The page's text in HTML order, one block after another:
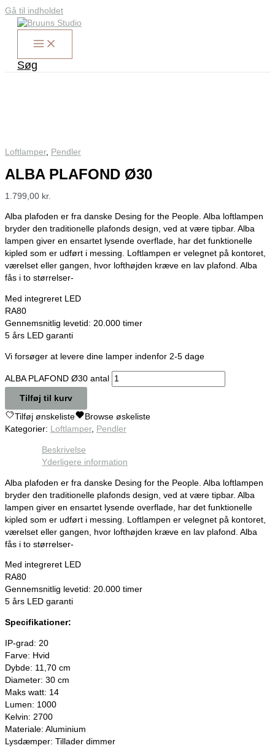
Gå til indholdet
Søg
Loftlamper, Pendler
ALBA PLAFOND Ø30
1.799,00 kr.
Alba plafoden er fra danske Desing for the People. Alba loftlampen
bryder den traditionelle plafonds design, ved at være tipbar. Alba
lampen giver en ensartet lysende overflade, har det funktionelle
kipled som er udført i messing. Loftlampen er velegnet på kontoret,
værelset eller gangen, hvor lofthøjden kræve en lav plafond. Alba
fås i to størrelser-
Med integreret LED
RA80
Gennemsnitlig levetid: 20.000 timer
5 års LED garanti
Vi forsøger at levere dine lamper indenfor 2-5 dage
ALBA PLAFOND Ø30 antal
Tilføj til kurv
Tilføj ønskeliste Browse øskeliste
Kategorier: Loftlamper, Pendler
Beskrivelse
Yderligere information
Alba plafoden er fra danske Desing for the People. Alba loftlampen
bryder den traditionelle plafonds design, ved at være tipbar. Alba
lampen giver en ensartet lysende overflade, har det funktionelle
kipled som er udført i messing. Loftlampen er velegnet på kontoret,
værelset eller gangen, hvor lofthøjden kræve en lav plafond. Alba
fås i to størrelser-
Med integreret LED
RA80
Gennemsnitlig levetid: 20.000 timer
5 års LED garanti
Specifikationer:
IP-grad: 20
Farve: Hvid
Dybde: 11,70 cm
Diameter: 30 cm
Maks watt: 14
Lumen: 1000
Kelvin: 2700
Materiale: Aluminium
Lysdæmper: Tillader dimmer